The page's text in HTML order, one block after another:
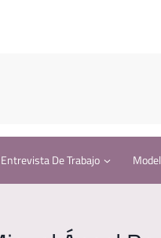
Entrevista De Trabajo